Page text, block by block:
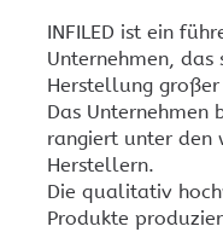
INFILED ist ein
Unternehmen,
Herstellung
Das Unternehmen
rangiert unter den
Herstellern.
Die qualitativ
Produkte